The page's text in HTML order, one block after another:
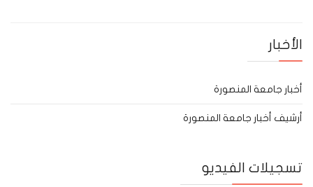
الأخبار
أخبار جامعة المنصورة
أرشيف أخبار جامعة المنصورة
تسجيلات الفيديو